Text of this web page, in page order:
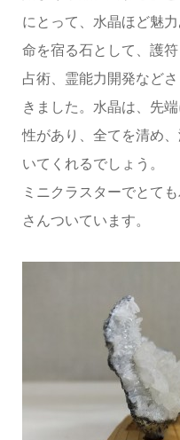
にとって、水晶ほど魅
命を宿る石として、護
占術、霊能力開発など
きました。水晶は、先
性があり、全てを清め
いてくれるでしょう。
ミニクラスターでとて
さんついています。